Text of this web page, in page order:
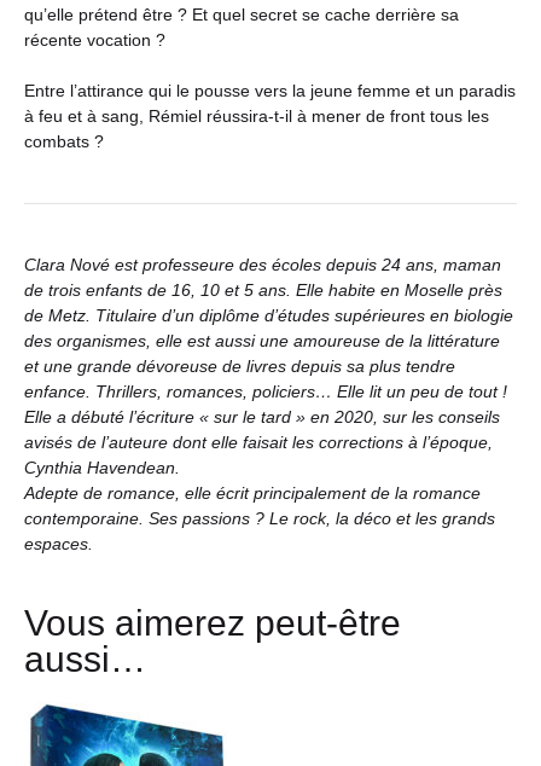
qu’elle prétend être ? Et quel secret se cache derrière sa
récente vocation ?
Entre l’attirance qui le pousse vers la jeune femme et un paradis
à feu et à sang, Rémiel réussira-t-il à mener de front tous les
combats ?
Clara Nové est professeure des écoles depuis 24 ans, maman
de trois enfants de 16, 10 et 5 ans. Elle habite en Moselle près
de Metz. Titulaire d’un diplôme d’études supérieures en biologie
des organismes, elle est aussi une amoureuse de la littérature
et une grande dévoreuse de livres depuis sa plus tendre
enfance. Thrillers, romances, policiers… Elle lit un peu de tout !
Elle a débuté l’écriture « sur le tard » en 2020, sur les conseils
avisés de l’auteure dont elle faisait les corrections à l’époque,
Cynthia Havendean.
Adepte de romance, elle écrit principalement de la romance
contemporaine. Ses passions ? Le rock, la déco et les grands
espaces.
Vous aimerez peut-être
aussi…